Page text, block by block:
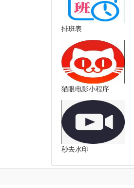
排班表
猫眼电影小程序
秒去水印